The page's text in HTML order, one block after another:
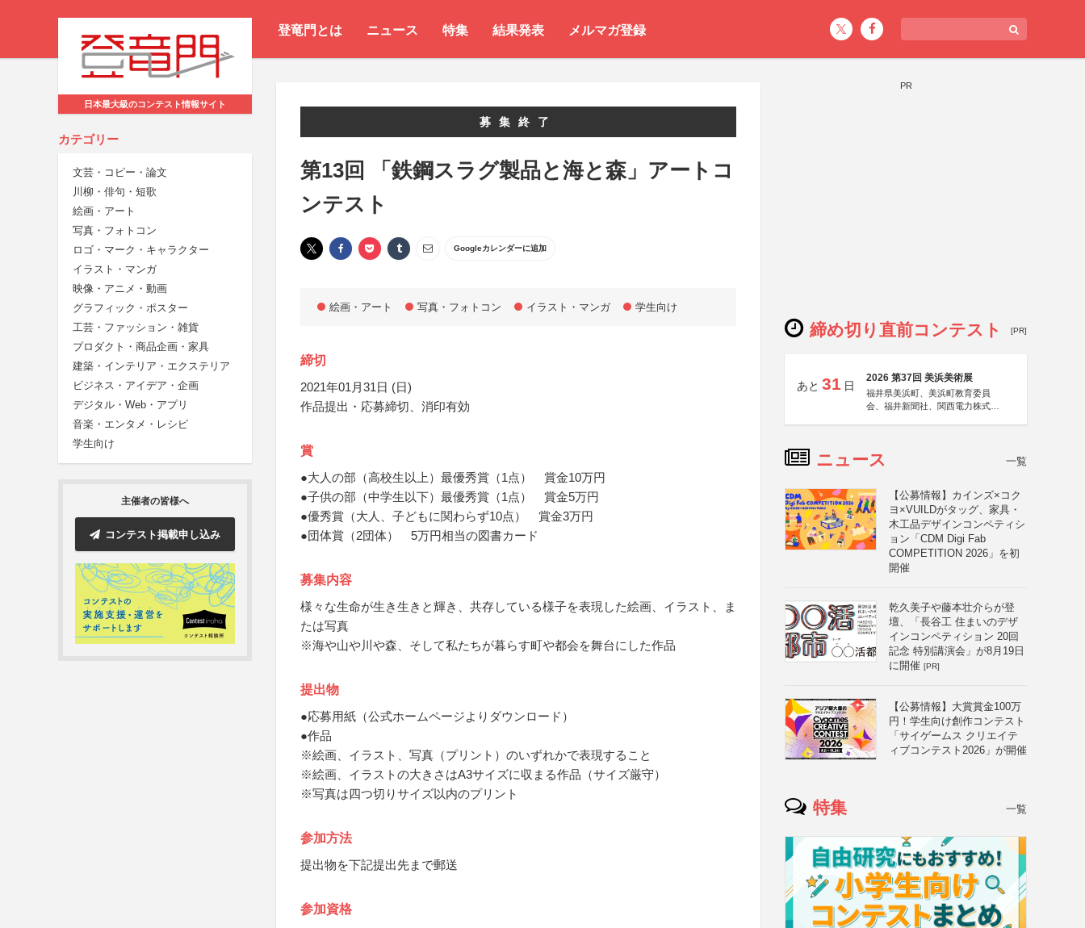
登竜門とは ニュース 特集 結果発表 メルマガ登録
日本最大級のコンテスト情報サイト
カテゴリー
文芸・コピー・論文
川柳・俳句・短歌
絵画・アート
写真・フォトコン
ロゴ・マーク・キャラクター
イラスト・マンガ
映像・アニメ・動画
グラフィック・ポスター
工芸・ファッション・雑貨
プロダクト・商品企画・家具
建築・インテリア・エクステリア
ビジネス・アイデア・企画
デジタル・Web・アプリ
音楽・エンタメ・レシピ
学生向け
主催者の皆様へ
コンテスト掲載申し込み
募集終了
第13回 「鉄鋼スラグ製品と海と森」アートコ
ンテスト
Googleカレンダーに追加
絵画・アート 写真・フォトコン イラスト・マンガ 学生向け
締切
2021年01月31日 (日)
作品提出・応募締切、消印有効
賞
●大人の部（高校生以上）最優秀賞（1点） 賞金10万円
●子供の部（中学生以下）最優秀賞（1点） 賞金5万円
●優秀賞（大人、子どもに関わらず10点） 賞金3万円
●団体賞（2団体） 5万円相当の図書カード
募集内容
様々な生命が生き生きと輝き、共存している様子を表現した絵画、イラスト、ま
たは写真
※海や山や川や森、そして私たちが暮らす町や都会を舞台にした作品
提出物
●応募用紙（公式ホームページよりダウンロード）
●作品
※絵画、イラスト、写真（プリント）のいずれかで表現すること
※絵画、イラストの大きさはA3サイズに収まる作品（サイズ厳守）
※写真は四つ切りサイズ以内のプリント
参加方法
提出物を下記提出先まで郵送
参加資格
PR
締め切り直前コンテスト [PR]
あと 31 日
2026 第37回 美浜美術展
福井県美浜町、美浜町教育委員
会、福井新聞社、関西電力株式会
ニュース 一覧
【公募情報】カインズ×コク
ヨ×VUILDがタッグ、家具・
木工品デザインコンペティシ
ョン「CDM Digi Fab
COMPETITION 2026」を初
開催
乾久美子や藤本壮介らが登
壇、「長谷工 住まいのデザ
インコンペティション 20回
記念 特別講演会」が8月19日
に開催 [PR]
【公募情報】大賞賞金100万
円！学生向け創作コンテスト
「サイゲームス クリエイテ
ィブコンテスト2026」が開催
特集 一覧